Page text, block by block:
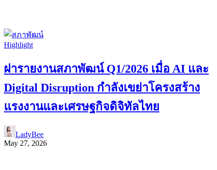
Highlight
ผ่ารายงานสภาพัฒน์ Q1/2026 เมื่อ AI และ
Digital Disruption กำลังเขย่าโครงสร้าง
แรงงานและเศรษฐกิจดิจิทัลไทย
LadyBee
May 27, 2026